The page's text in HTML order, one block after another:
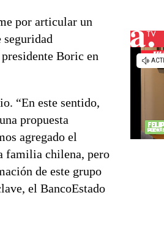
por articular un
seguridad
Boric en
“En este sentido,
propuesta
agregado el
familia chilena, pero
de este grupo
el BancoEstado